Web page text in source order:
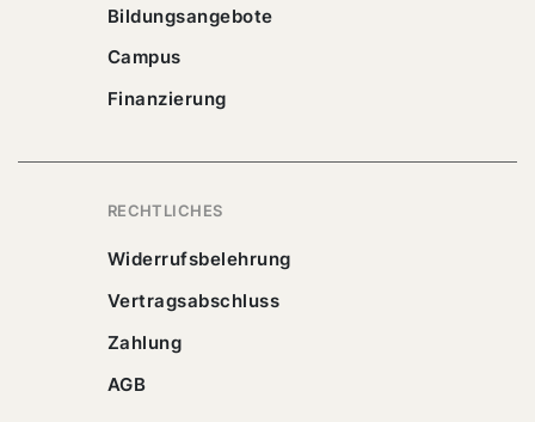
Bildungsangebote
Campus
Finanzierung
RECHTLICHES
Widerrufsbelehrung
Vertragsabschluss
Zahlung
AGB